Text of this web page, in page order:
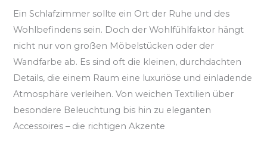
Ein Schlafzimmer sollte ein Ort der Ruhe und des
Wohlbefindens sein. Doch der Wohlfühlfaktor hängt
nicht nur von großen Möbelstücken oder der
Wandfarbe ab. Es sind oft die kleinen, durchdachten
Details, die einem Raum eine luxuriöse und einladende
Atmosphäre verleihen. Von weichen Textilien über
besondere Beleuchtung bis hin zu eleganten
Accessoires – die richtigen Akzente